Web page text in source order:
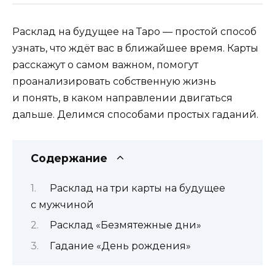
Расклад на будущее на Таро — простой способ
узнать, что ждёт вас в ближайшее время. Карты
расскажут о самом важном, помогут
проанализировать собственную жизнь
и понять, в каком направлении двигаться
дальше. Делимся способами простых гаданий.
Содержание
Расклад на три карты на будущее
с мужчиной
Расклад «Безмятежные дни»
Гадание «День рождения»